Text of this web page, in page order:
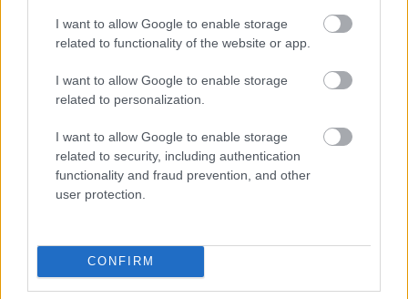
I want to allow Google to enable storage
related to functionality of the website or app.
I want to allow Google to enable storage
related to personalization.
I want to allow Google to enable storage
related to security, including authentication
functionality and fraud prevention, and other
user protection.
CONFIRM